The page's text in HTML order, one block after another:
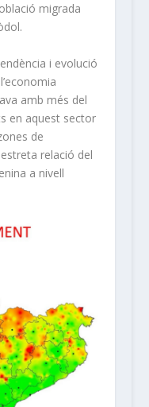
migrada
i evolució
amb més del
en aquest sector
de
relació del
a nivell